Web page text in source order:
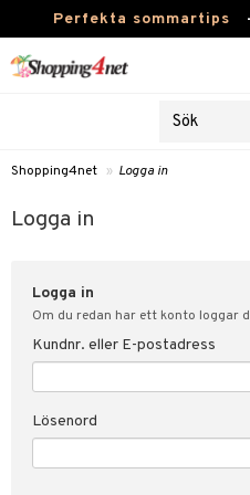
Perfekta sommartips
Kontaktlinser
Hälsokost
Fitness
Hem & Inredning
Leksaker, Barn & Baby
Varumärken
Shopping4net » Logga in
Logga in
Logga in
Om du redan har ett konto loggar
Kundnr. eller E-postadress
Lösenord
svar